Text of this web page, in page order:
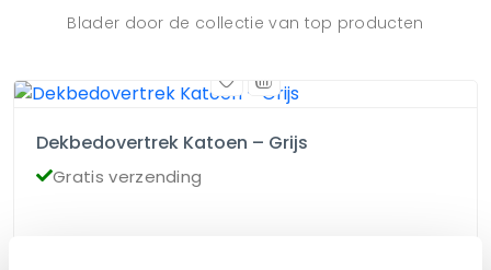
Blader door de collectie van top producten
Dekbedovertrek Katoen – Grijs
Gratis verzending